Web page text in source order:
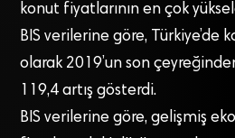
konut fiyatlarının en çok
BIS verilerine göre, Türkiye’de
olarak 2019’un son
119,4 artış gösterdi.
BIS verilerine göre, gelişmiş